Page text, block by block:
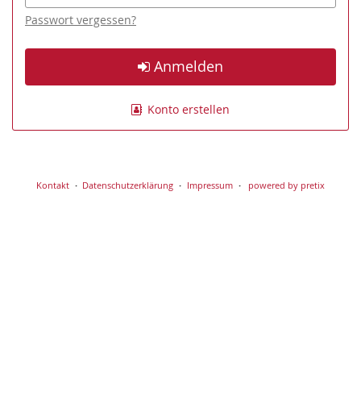
Passwort vergessen?
Anmelden
Konto erstellen
Kontakt Datenschutzerklärung Impressum powered by pretix